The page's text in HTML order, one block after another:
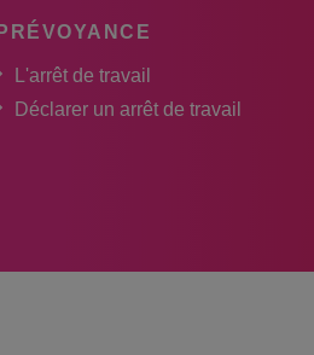
PRÉVOYANCE
L'arrêt de travail
Déclarer un arrêt de travail